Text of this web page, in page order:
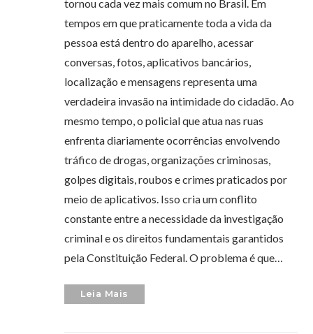
tornou cada vez mais comum no Brasil. Em
tempos em que praticamente toda a vida da
pessoa está dentro do aparelho, acessar
conversas, fotos, aplicativos bancários,
localização e mensagens representa uma
verdadeira invasão na intimidade do cidadão. Ao
mesmo tempo, o policial que atua nas ruas
enfrenta diariamente ocorrências envolvendo
tráfico de drogas, organizações criminosas,
golpes digitais, roubos e crimes praticados por
meio de aplicativos. Isso cria um conflito
constante entre a necessidade da investigação
criminal e os direitos fundamentais garantidos
pela Constituição Federal. O problema é que…
Leia Mais